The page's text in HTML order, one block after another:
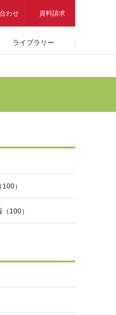
わせ 資料請求
ライブラリー
）
100）